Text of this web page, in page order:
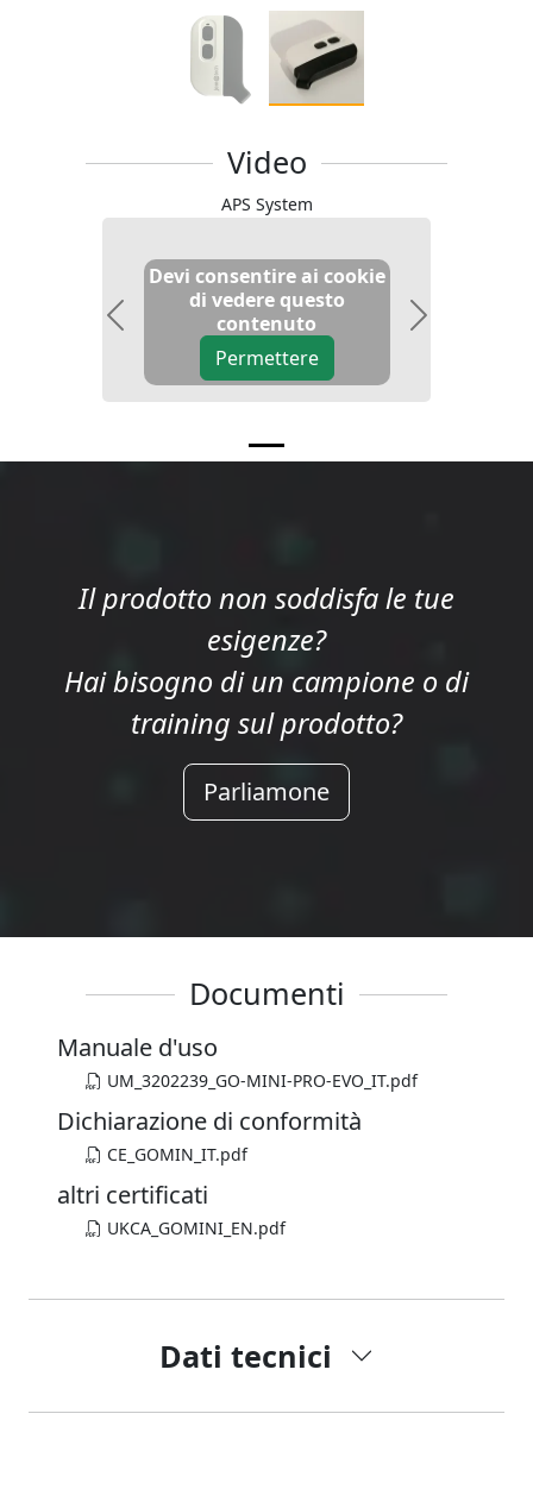
Video
APS System
Devi consentire ai cookie
di vedere questo
contenuto
Permettere
Previous Next
Il prodotto non soddisfa le tue
esigenze?
Hai bisogno di un campione o di
training sul prodotto?
Parliamone
Documenti
Manuale d'uso
UM_3202239_GO-MINI-PRO-EVO_IT.pdf
Dichiarazione di conformità
CE_GOMIN_IT.pdf
altri certificati
UKCA_GOMINI_EN.pdf
Dati tecnici